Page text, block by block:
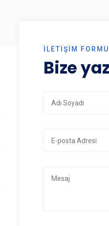
İLETIŞIM FORMU
Bize